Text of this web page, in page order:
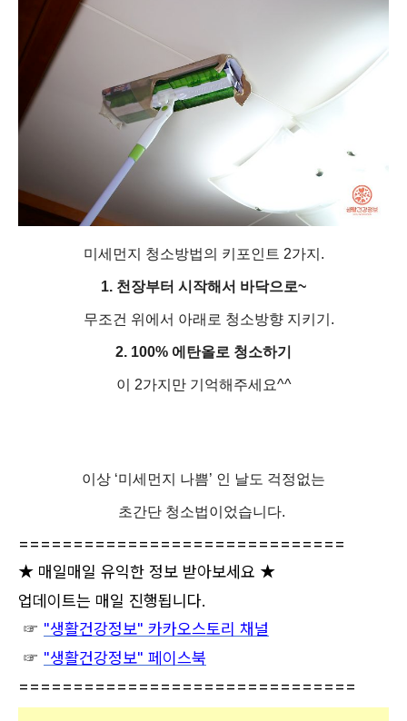
미세먼지 청소방법의 키포인트 2가지.
1. 천장부터 시작해서 바닥으로~
무조건 위에서 아래로 청소방향 지키기.
2. 100% 에탄올로 청소하기
이 2가지만 기억해주세요^^
이상 ‘미세먼지 나쁨’ 인 날도 걱정없는
초간단 청소법이었습니다.
==============================
★ 매일매일 유익한 정보 받아보세요 ★
업데이트는 매일 진행됩니다.
☞ "생활건강정보" 카카오스토리 채널
☞ "생활건강정보" 페이스북
===============================